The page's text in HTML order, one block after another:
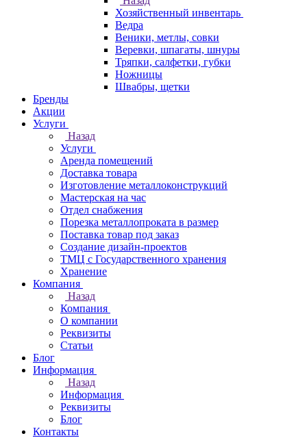
Хозяйственный инвентарь
Ведра
Веники, метлы, совки
Веревки, шпагаты, шнуры
Тряпки, салфетки, губки
Ножницы
Швабры, щетки
Бренды
Акции
Услуги
Назад
Услуги
Аренда помещений
Доставка товара
Изготовление металлоконструкций
Мастерская на час
Отдел снабжения
Порезка металлопроката в размер
Поставка товар под заказ
Создание дизайн-проектов
ТМЦ с Государственного хранения
Хранение
Компания
Назад
Компания
О компании
Реквизиты
Статьи
Блог
Информация
Назад
Информация
Реквизиты
Блог
Контакты